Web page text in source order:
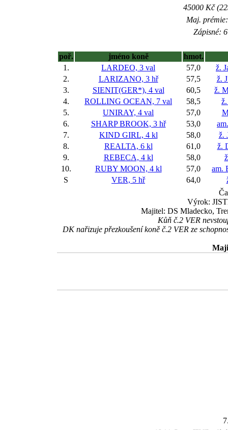
45000 Kč
Maj.
Zápisné:
poř. jméno koně
hmot.
1.
LARDEO, 3 val 57,0
ž.
2.
LARIZANO, 3 hř 57,5
ž.
3.
SIENIT(GER*), 4 val 60,5
ž.
4.
ROLLING OCEAN, 7 val 58,5
5.
UNIRAY, 4 val 57,0
6.
SHARP BROOK, 3 hř 53,0
7.
KIND GIRL, 4 kl 58,0
ž.
8.
REALTA, 6 kl 61,0
ž.
9.
REBECA, 4 kl 58,0
10.
RUBY MOON, 4 kl 57,0
am.
S
VER, 5 hř 64,0
Výrok:
Majitel: DS Mladecko,
Kůň č.2 VER
DK nařizuje přezkoušení koně č.2 VER ze